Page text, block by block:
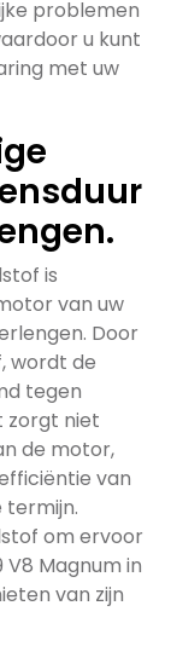
problemen
u kunt
met uw
is
van uw
Door
wordt de
tegen
zorgt niet
de motor,
van
termijn.
om ervoor
V8 Magnum in
van zijn